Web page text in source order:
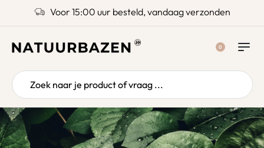
Voor 15:00 uur besteld, vandaag verzonden
0